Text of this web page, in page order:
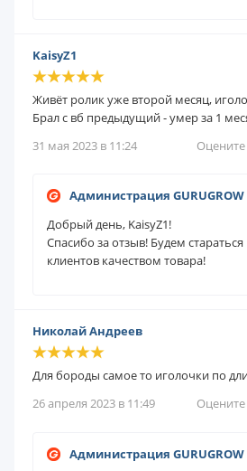
KaisyZ1
Живёт ролик уже второй месяц,
Брал с вб предыдущий - умер за 1
31 мая 2023 в 11:24
Администрация GURUGROW
Добрый день, KaisyZ1!
Спасибо за отзыв! Будем
клиентов качеством товара!
Николай Андреев
Для бороды самое то иголочки по
26 апреля 2023 в 11:49
Администрация GURUGROW